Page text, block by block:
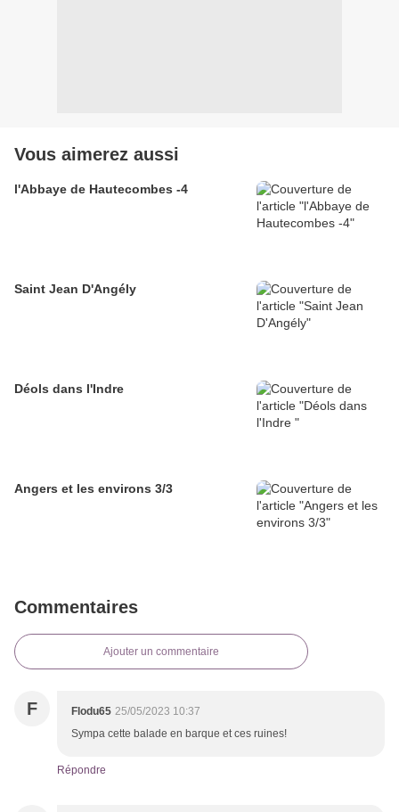
Vous aimerez aussi
l'Abbaye de Hautecombes -4
Saint Jean D'Angély
Déols dans l'Indre
Angers et les environs 3/3
Commentaires
Ajouter un commentaire
F Flodu65 25/05/2023 10:37
Sympa cette balade en barque et ces ruines!
Répondre